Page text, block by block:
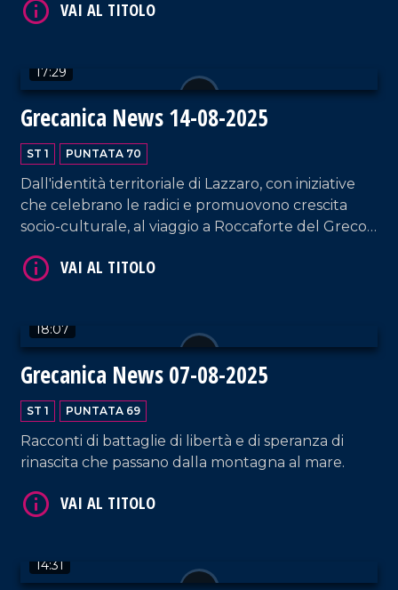
trasmissione generazionale; e i giovani scelgono la
17:29
Grecanica News 14-08-2025
ST 1 PUNTATA 70
Dall'identità territoriale di Lazzaro, con iniziative
che celebrano le radici e promuovono crescita
socio-culturale, al viaggio a Roccaforte del Greco,
incendi, spopolamento e incuria. A Brancaleone, il
sviluppo, mentre a Bova Marina gli studenti del
Liceo Euclide portano avanti progetti culturali
che rafforzano il legame con il territorio e ne
alimentano il futuro.
18:07
Grecanica News 07-08-2025
ST 1 PUNTATA 69
Racconti di battaglie di libertà e di speranza di
rinascita che passano dalla montagna al mare.
VAI AL TITOLO
14:31